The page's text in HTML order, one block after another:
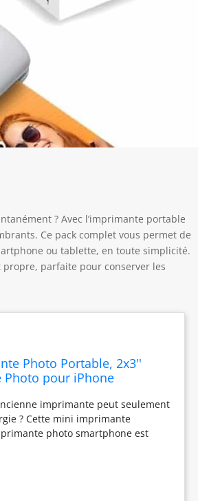
? Avec l’imprimante portable
Ce pack complet vous permet de
ou tablette, en toute simplicité.
propre, parfaite pour conserver les
Photo Portable, 2x3''
pour iPhone
iOS/Android (Vert)
imprimante peut seulement
? Cette mini imprimante
photo smartphone est
place dans vos bagages. De
0,4 livres et est équipée de